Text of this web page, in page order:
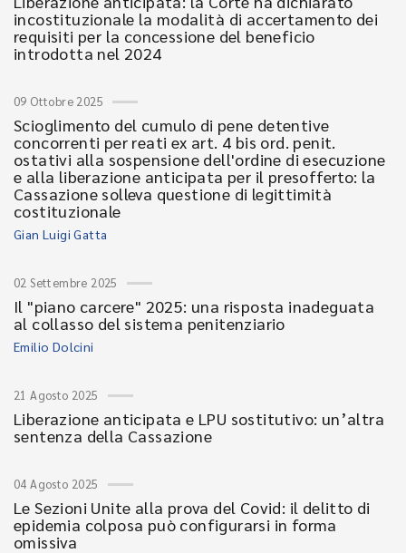
incostituzionale la modalità di accertamento dei
requisiti per la concessione del beneficio
introdotta nel 2024
09 Ottobre 2025
Scioglimento del cumulo di pene detentive
concorrenti per reati ex art. 4 bis ord. penit.
ostativi alla sospensione dell'ordine di esecuzione
e alla liberazione anticipata per il presofferto: la
Cassazione solleva questione di legittimità
costituzionale
Gian Luigi Gatta
02 Settembre 2025
Il "piano carcere" 2025: una risposta inadeguata
al collasso del sistema penitenziario
Emilio Dolcini
21 Agosto 2025
Liberazione anticipata e LPU sostitutivo: un’altra
sentenza della Cassazione
04 Agosto 2025
Le Sezioni Unite alla prova del Covid: il delitto di
epidemia colposa può configurarsi in forma
omissiva